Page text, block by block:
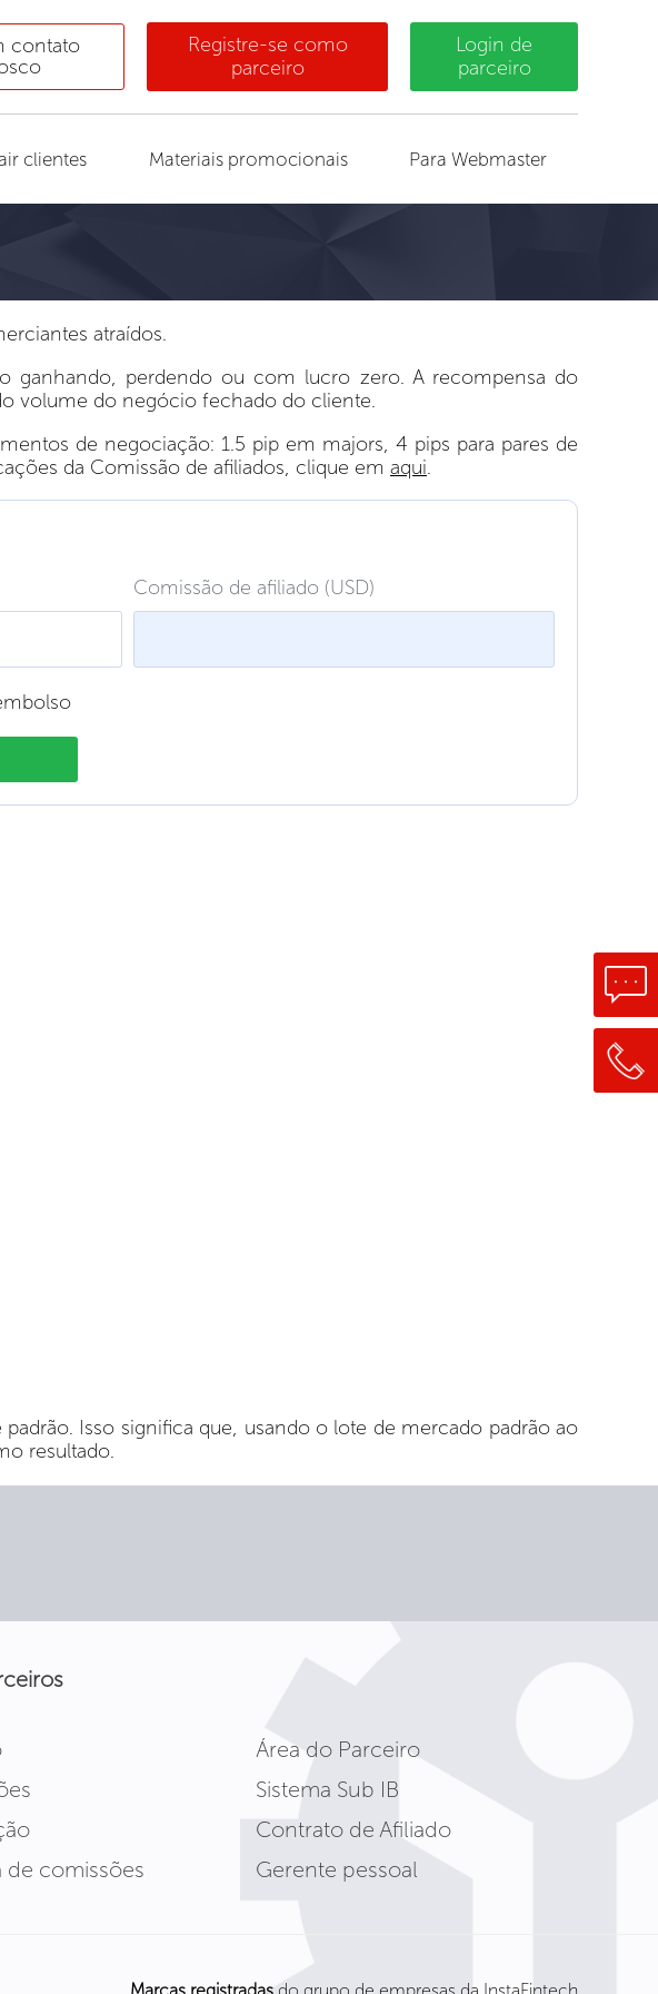
contato
Registre-se como
parceiro
Login de
parceiro
clientes Materiais promocionais Para Webmaster
atraídos.
ganhando, perdendo ou com lucro zero. A recompensa do
volume do negócio fechado do cliente.
de negociação: 1.5 pip em majors, 4 pips para pares de
da Comissão de afiliados, clique em aqui.
Comissão de afiliado (USD)
Isso significa que, usando o lote de mercado padrão ao
resultado.
Área do Parceiro
Sistema Sub IB
Contrato de Afiliado
de comissões
Gerente pessoal